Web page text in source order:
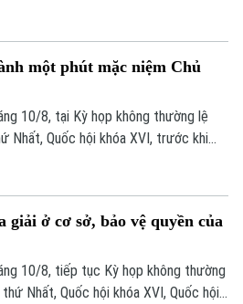
một phút mặc niệm Chủ
10/8, tại Kỳ họp không thường lệ
Nhất, Quốc hội khóa XVI, trước khi
Ủy viên Bộ Chính trị, Chủ tịch
Lào
giải ở cơ sở, bảo vệ quyền của
10/8, tiếp tục Kỳ họp không thường
Nhất, Quốc hội khóa XVI, Quốc hội